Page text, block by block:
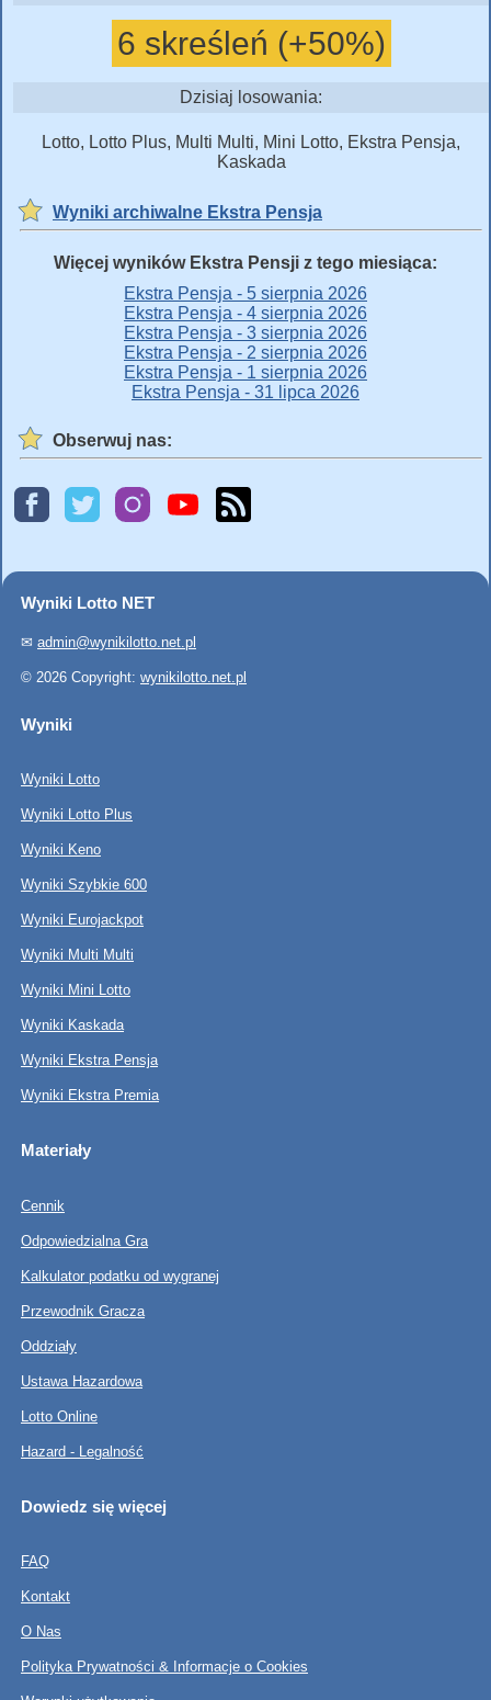
6 skreśleń (+50%)
Dzisiaj losowania:
Lotto, Lotto Plus, Multi Multi, Mini Lotto, Ekstra Pensja,
Kaskada
Wyniki archiwalne Ekstra Pensja
Więcej wyników Ekstra Pensji z tego miesiąca:
Ekstra Pensja - 5 sierpnia 2026
Ekstra Pensja - 4 sierpnia 2026
Ekstra Pensja - 3 sierpnia 2026
Ekstra Pensja - 2 sierpnia 2026
Ekstra Pensja - 1 sierpnia 2026
Ekstra Pensja - 31 lipca 2026
Obserwuj nas:
Wyniki Lotto NET
✉ admin@wynikilotto.net.pl
© 2026 Copyright: wynikilotto.net.pl
Wyniki
Wyniki Lotto
Wyniki Lotto Plus
Wyniki Keno
Wyniki Szybkie 600
Wyniki Eurojackpot
Wyniki Multi Multi
Wyniki Mini Lotto
Wyniki Kaskada
Wyniki Ekstra Pensja
Wyniki Ekstra Premia
Materiały
Cennik
Odpowiedzialna Gra
Kalkulator podatku od wygranej
Przewodnik Gracza
Oddziały
Ustawa Hazardowa
Lotto Online
Hazard - Legalność
Dowiedz się więcej
FAQ
Kontakt
O Nas
Polityka Prywatności & Informacje o Cookies